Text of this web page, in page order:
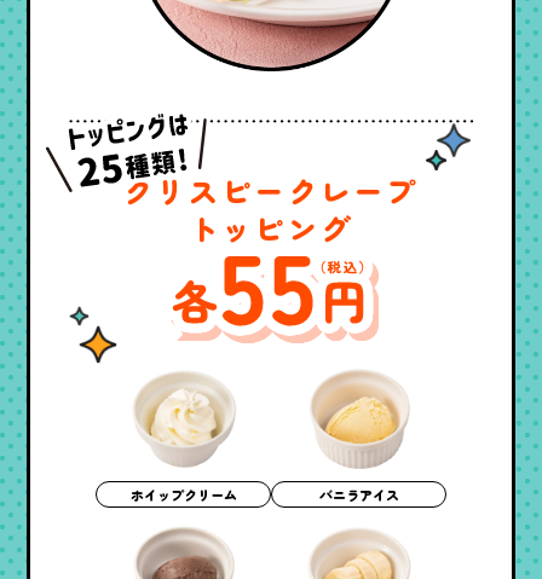
クリスピークレープ
トッピング
ホイップクリーム バニラアイス